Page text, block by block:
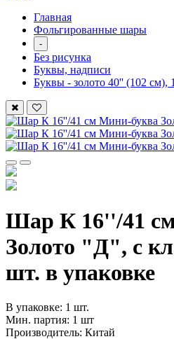
Главная
Фольгированные шары
-
Без рисунка
Буквы, надписи
Буквы - золото 40'' (102 см),
Шар К 16''/41
Золото "Д", с
шт. в упаковке
В упаковке: 1 шт.
Мин. партия: 1 шт
Производитель: Китай